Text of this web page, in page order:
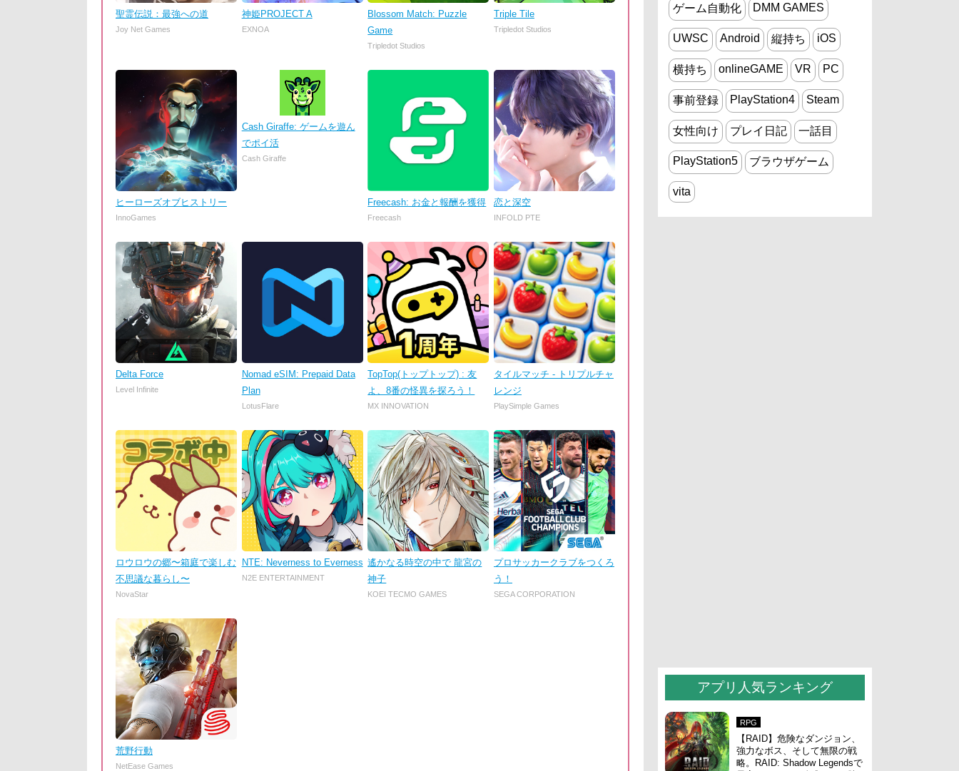
聖霊伝説：最強への道
Joy Net Games
神姫PROJECT A
EXNOA
Blossom Match: Puzzle
Game
Tripledot Studios
Triple Tile
Tripledot Studios
ヒーローズオブヒストリー
InnoGames
Cash Giraffe: ゲームを遊ん
でポイ活
Cash Giraffe
Freecash: お金と報酬を獲得
Freecash
恋と深空
INFOLD PTE
Delta Force
Level Infinite
Nomad eSIM: Prepaid Data
Plan
LotusFlare
TopTop(トップトップ) : 友
よ、8番の怪異を探ろう！
MX INNOVATION
タイルマッチ - トリプルチャ
レンジ
PlaySimple Games
ロウロウの郷〜箱庭で楽しむ
不思議な暮らし〜
NovaStar
NTE: Neverness to Everness
N2E ENTERTAINMENT
遙かなる時空の中で 龍宮の
神子
KOEI TECMO GAMES
プロサッカークラブをつくろ
う！
SEGA CORPORATION
荒野行動
NetEase Games
ゲーム自動化 DMM GAMES
UWSC Android 縦持ち iOS
横持ち onlineGAME VR PC
事前登録 PlayStation4 Steam
女性向け プレイ日記 一話目
PlayStation5 ブラウザゲーム
vita
アプリ人気ランキング
RPG
【RAID】危険なダンジョン、
強力なボス、そして無限の戦
略。RAID: Shadow Legendsで